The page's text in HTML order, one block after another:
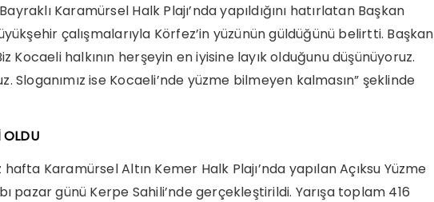
Karamürsel Halk Plajı’nda yapıldığını hatırlatan Başkan
çalışmalarıyla Körfez’in yüzünün güldüğünü belirtti. Başkan
Kocaeli halkının herşeyin en iyisine layık olduğunu düşünüyoruz.
Sloganımız ise Kocaeli’nde yüzme bilmeyen kalmasın” şeklinde
OLDU
Karamürsel Altın Kemer Halk Plajı’nda yapılan Açıksu Yüzme
pazar günü Kerpe Sahili’nde gerçekleştirildi. Yarışa toplam 416